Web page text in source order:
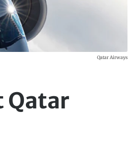
Qatar Airways
Qatar